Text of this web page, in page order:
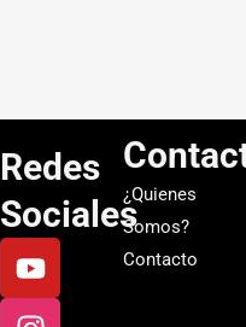
Redes
Sociales
Y
o
u
I
n
s
T
i
k
S
p
o
¿Quienes
Somos?
Contacto